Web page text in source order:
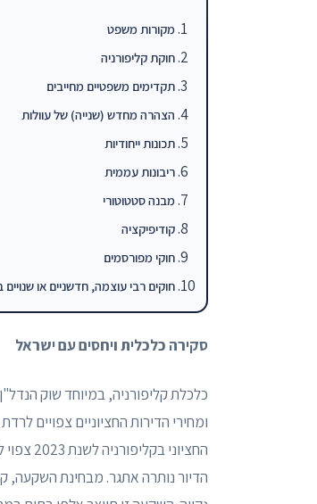
מקורות משפט
חוקת קליפורניה
תקדימים משפטיים מחייבים
הצהרה מחדש (שנייה) של עוולות
תכונות ייחודיות
ריבונות עממית
מבנה סטטוטורי
קודיפיקציה
חוקי מפורסמים
חוקים רבי עוצמה, חדשניים או
סקירה כלכלית ויחסים עם ישראל